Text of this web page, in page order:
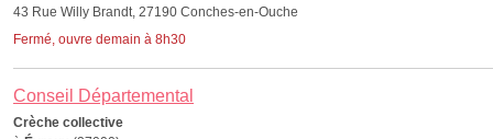
43 Rue Willy Brandt, 27190 Conches-en-Ouche
Fermé, ouvre demain à 8h30
Conseil Départemental
Crèche collective